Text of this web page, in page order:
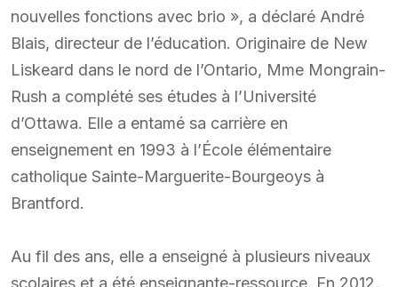
nouvelles fonctions avec brio », a déclaré André
Blais, directeur de l’éducation. Originaire de New
Liskeard dans le nord de l’Ontario, Mme Mongrain-
Rush a complété ses études à l’Université
d’Ottawa. Elle a entamé sa carrière en
enseignement en 1993 à l’École élémentaire
catholique Sainte-Marguerite-Bourgeoys à
Brantford.
Au fil des ans, elle a enseigné à plusieurs niveaux
scolaires et a été enseignante-ressource. En 2012,